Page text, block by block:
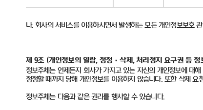
나.회사의 서비스를 이용하시면서 발생하는 모든 개인정보보호
제 9조 (개인정보의 열람, 정정 ·삭제, 처리정지 요구권 등
정보주체는 언제든지 회사가 가지고 있는 자신의 개인정보에 대
정정할 때까지 당해 개인정보를 이용하지 않습니다. 또한 삭제
정보주체는 다음과 같은 권리를 행사할 수 있습니다.